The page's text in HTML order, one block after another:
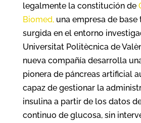
legalmente la constitución de
Biomed,una empresa de base
surgida en el entorno
Universitat Politècnica de
nueva compañía desarrolla
pionera de páncreas artificial
capaz de gestionar la
insulina a partir de los datos
continuo de glucosa, sin